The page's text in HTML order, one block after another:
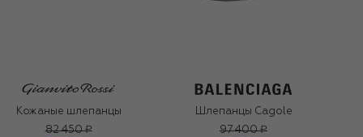
Кожаные шлепанцы
82 450 ₽
Шлепанцы Cagole
97 400 ₽